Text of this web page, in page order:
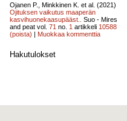
Ojanen P., Minkkinen K. et al. (2021)
Ojituksen vaikutus maaperän
kasvihuonekaasupääst..
Suo - Mires
and peat vol. 71 no. 1 artikkeli 10588
(poista) | Muokkaa kommenttia
Hakutulokset